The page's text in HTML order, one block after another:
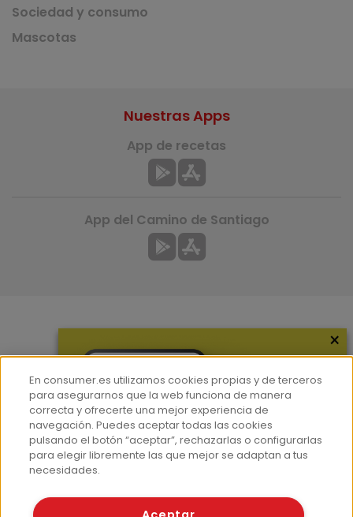
Sociedad y consumo
Mascotas
Hemeroteca
Contacto
Prensa
Corpus Lingüístico Consumer
Nuestras Apps
App de recetas
App del Camino de Santiago
© Fundación EROSKI
×
En consumer.es utilizamos cookies propias y de terceros
para asegurarnos que la web funciona de manera
correcta y ofrecerte una mejor experiencia de
navegación. Puedes aceptar todas las cookies
pulsando el botón “aceptar”, rechazarlas o configurarlas
para elegir libremente las que mejor se adaptan a tus
necesidades.